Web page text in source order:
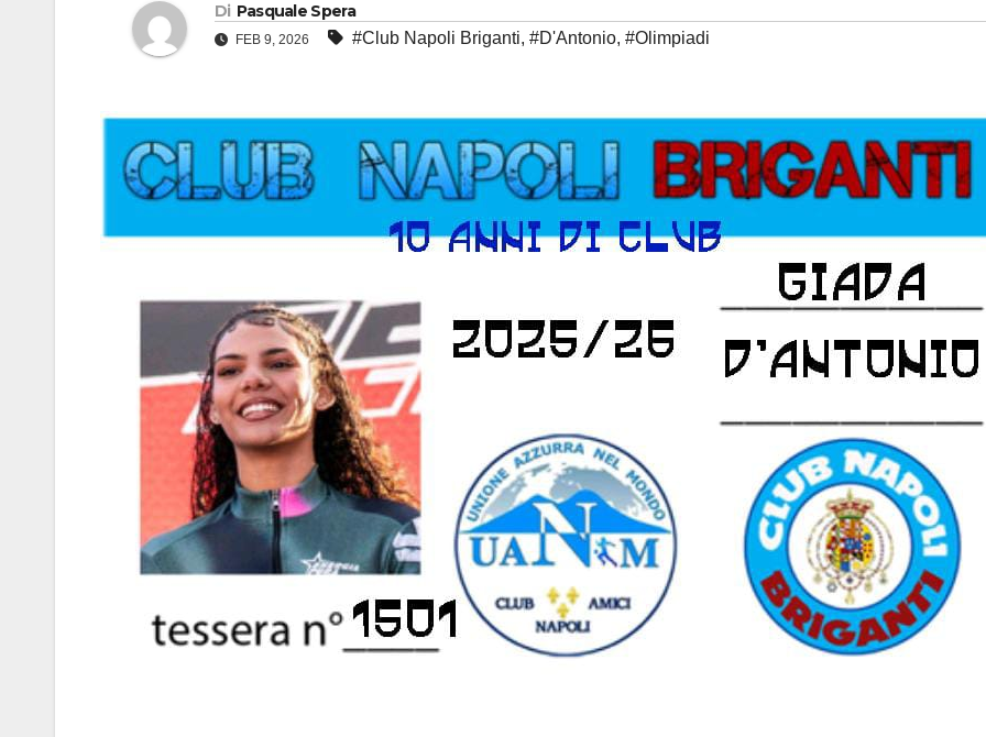
Di Pasquale Spera
FEB 9, 2026 #Club Napoli Briganti, #D'Antonio, #Olimpiadi